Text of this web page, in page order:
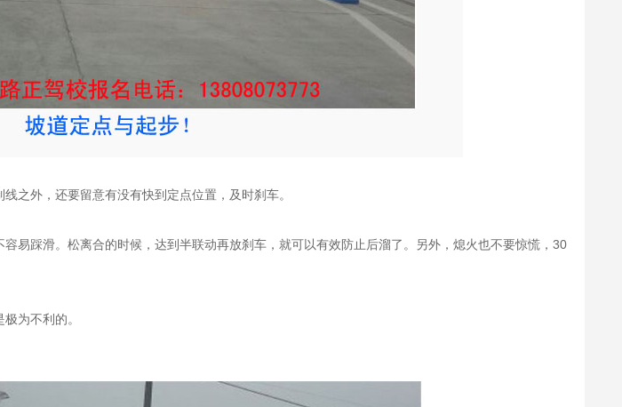
之外，还要留意有没有快到定点位置，及时刹车。
易踩滑。松离合的时候，达到半联动再放刹车，就可以有效防止后溜了。另外，熄火也不要惊慌，30
为不利的。